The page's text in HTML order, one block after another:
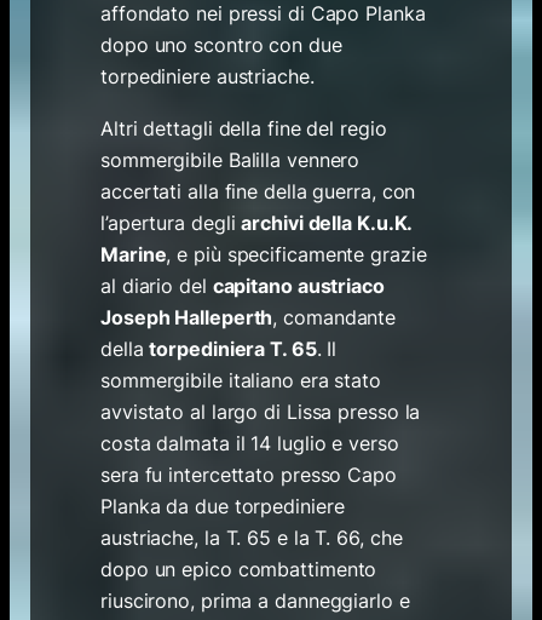
affondato nei pressi di Capo Planka
dopo uno scontro con due
torpediniere austriache.
Altri dettagli della fine del regio
sommergibile Balilla vennero
accertati alla fine della guerra, con
l’apertura degliarchivi della K.u.K.
Marine, e più specificamente grazie
al diario del capitano austriaco
Joseph Halleperth, comandante
dellatorpediniera T. 65. Il
sommergibile italiano era stato
avvistato al largo di Lissa presso la
costa dalmata il 14 luglio e verso
sera fu intercettato presso Capo
Planka da due torpediniere
austriache, la T. 65 e la T. 66, che
dopo un epico combattimento
riuscirono, prima a danneggiarlo e